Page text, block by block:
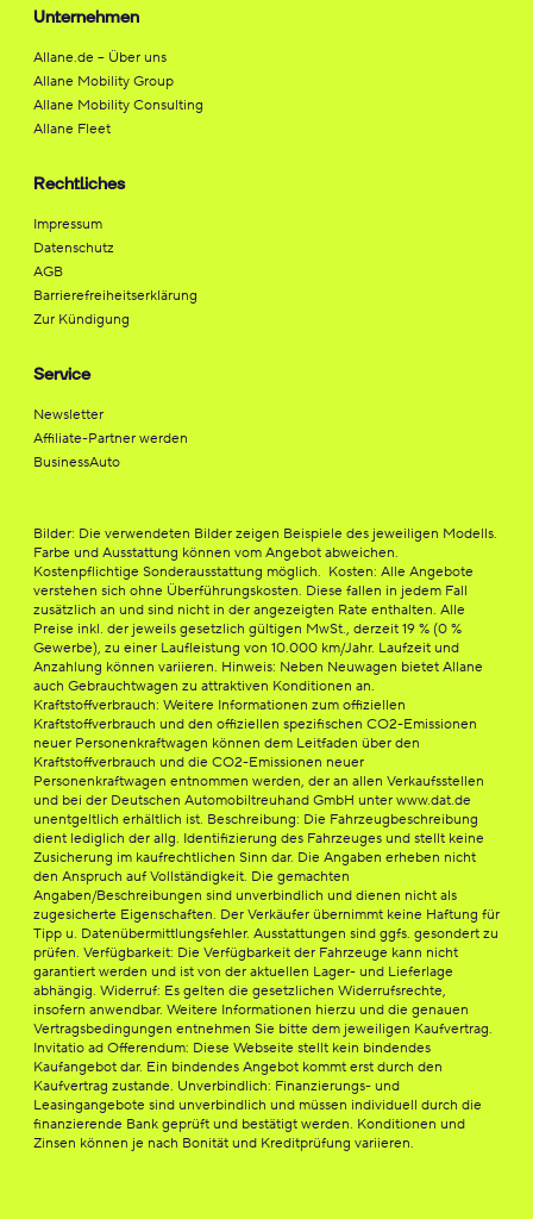
Unternehmen
Allane.de – Über uns
Allane Mobility Group
Allane Mobility Consulting
Allane Fleet
Rechtliches
Impressum
Datenschutz
AGB
Barrierefreiheitserklärung
Zur Kündigung
Service
Newsletter
Affiliate-Partner werden
BusinessAuto
Bilder: Die verwendeten Bilder zeigen Beispiele des jeweiligen Modells.
Farbe und Ausstattung können vom Angebot abweichen.
Kostenpflichtige Sonderausstattung möglich. Kosten: Alle Angebote
verstehen sich ohne Überführungskosten. Diese fallen in jedem Fall
zusätzlich an und sind nicht in der angezeigten Rate enthalten. Alle
Preise inkl. der jeweils gesetzlich gültigen MwSt., derzeit 19 % (0 %
Gewerbe), zu einer Laufleistung von 10.000 km/Jahr. Laufzeit und
Anzahlung können variieren. Hinweis: Neben Neuwagen bietet Allane
auch Gebrauchtwagen zu attraktiven Konditionen an.
Kraftstoffverbrauch: Weitere Informationen zum offiziellen
Kraftstoffverbrauch und den offiziellen spezifischen CO2-Emissionen
neuer Personenkraftwagen können dem Leitfaden über den
Kraftstoffverbrauch und die CO2-Emissionen neuer
Personenkraftwagen entnommen werden, der an allen Verkaufsstellen
und bei der Deutschen Automobiltreuhand GmbH unter www.dat.de
unentgeltlich erhältlich ist. Beschreibung: Die Fahrzeugbeschreibung
dient lediglich der allg. Identifizierung des Fahrzeuges und stellt keine
Zusicherung im kaufrechtlichen Sinn dar. Die Angaben erheben nicht
den Anspruch auf Vollständigkeit. Die gemachten
Angaben/Beschreibungen sind unverbindlich und dienen nicht als
zugesicherte Eigenschaften. Der Verkäufer übernimmt keine Haftung für
Tipp u. Datenübermittlungsfehler. Ausstattungen sind ggfs. gesondert zu
prüfen. Verfügbarkeit: Die Verfügbarkeit der Fahrzeuge kann nicht
garantiert werden und ist von der aktuellen Lager- und Lieferlage
abhängig. Widerruf: Es gelten die gesetzlichen Widerrufsrechte,
insofern anwendbar. Weitere Informationen hierzu und die genauen
Vertragsbedingungen entnehmen Sie bitte dem jeweiligen Kaufvertrag.
Invitatio ad Offerendum: Diese Webseite stellt kein bindendes
Kaufangebot dar. Ein bindendes Angebot kommt erst durch den
Kaufvertrag zustande. Unverbindlich: Finanzierungs- und
Leasingangebote sind unverbindlich und müssen individuell durch die
finanzierende Bank geprüft und bestätigt werden. Konditionen und
Zinsen können je nach Bonität und Kreditprüfung variieren.